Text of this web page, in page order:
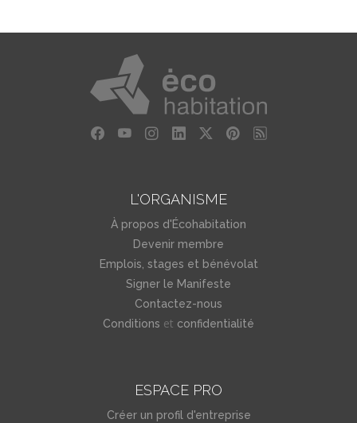
L'ORGANISME
À propos d'Écohabitation
Devenir membre
Emplois, stages et bénévolat
Signer le Manifeste
Contactez-nous
Conditions et confidentialité
ESPACE PRO
Créer un profil d'entreprise